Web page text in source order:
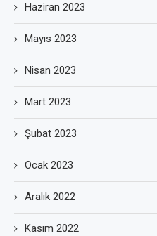
Haziran 2023
Mayıs 2023
Nisan 2023
Mart 2023
Şubat 2023
Ocak 2023
Aralık 2022
Kasım 2022